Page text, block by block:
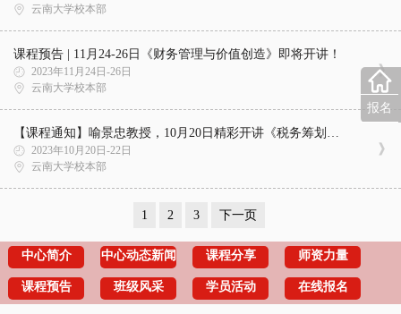
报名
云南大学校本部
课程预告 | 11月24-26日《财务管理与价值创造》即将开讲！
2023年11月24日-26日
云南大学校本部
【课程通知】喻景忠教授，10月20日精彩开讲《税务筹划与公司治理》
2023年10月20日-22日
云南大学校本部
1 2 3 下一页
中心简介 中心动态新闻 课程分享 师资力量
课程预告 班级风采 学员活动 在线报名